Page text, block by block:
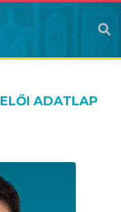
ADATLAP